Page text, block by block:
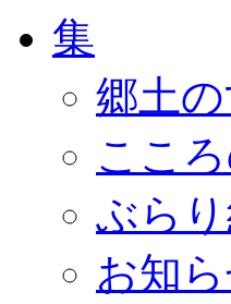
郷土
ここ
ぶら
お知